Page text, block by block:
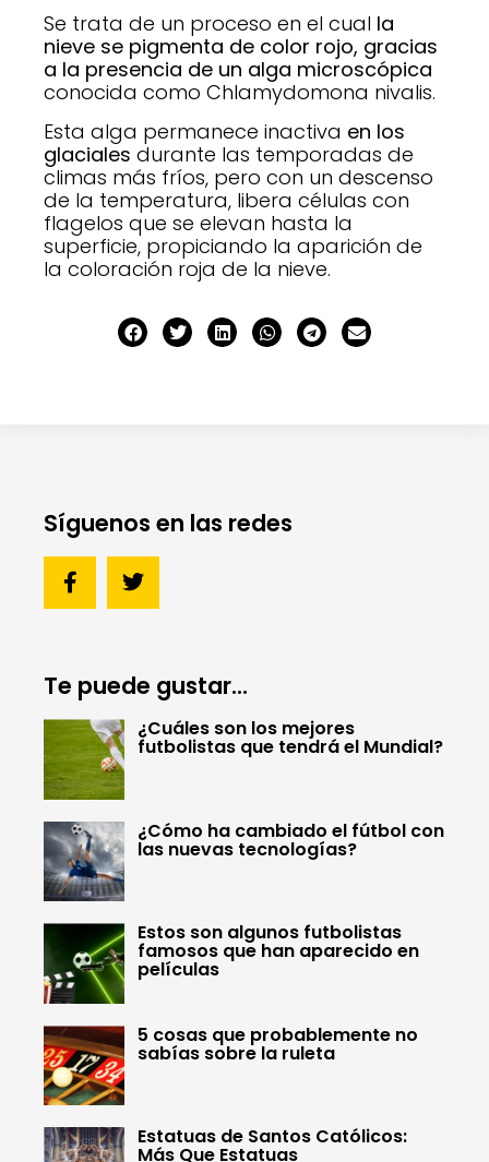
Se trata de un proceso en el cual la
nieve se pigmenta de color rojo, gracias
a la presencia de un alga microscópica
conocida como Chlamydomona nivalis.
Esta alga permanece inactiva en los
glaciales durante las temporadas de
climas más fríos, pero con un descenso
de la temperatura, libera células con
flagelos que se elevan hasta la
superficie, propiciando la aparición de
la coloración roja de la nieve.
Síguenos en las redes
Te puede gustar...
¿Cuáles son los mejores
futbolistas que tendrá el Mundial?
¿Cómo ha cambiado el fútbol con
las nuevas tecnologías?
Estos son algunos futbolistas
famosos que han aparecido en
películas
5 cosas que probablemente no
sabías sobre la ruleta
Estatuas de Santos Católicos:
Más Que Estatuas